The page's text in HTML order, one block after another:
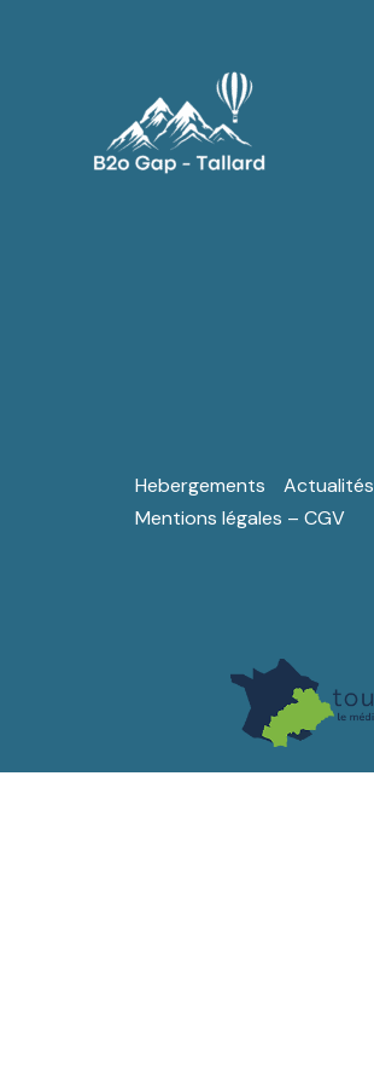
Hebergements
Actualités
Mentions légales – CGV